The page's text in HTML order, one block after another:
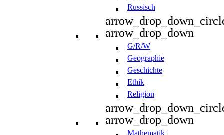
Russisch
arrow_drop_down
G/R/W
Geographie
Geschichte
Ethik
Religion
arrow_drop_down
Mathematik